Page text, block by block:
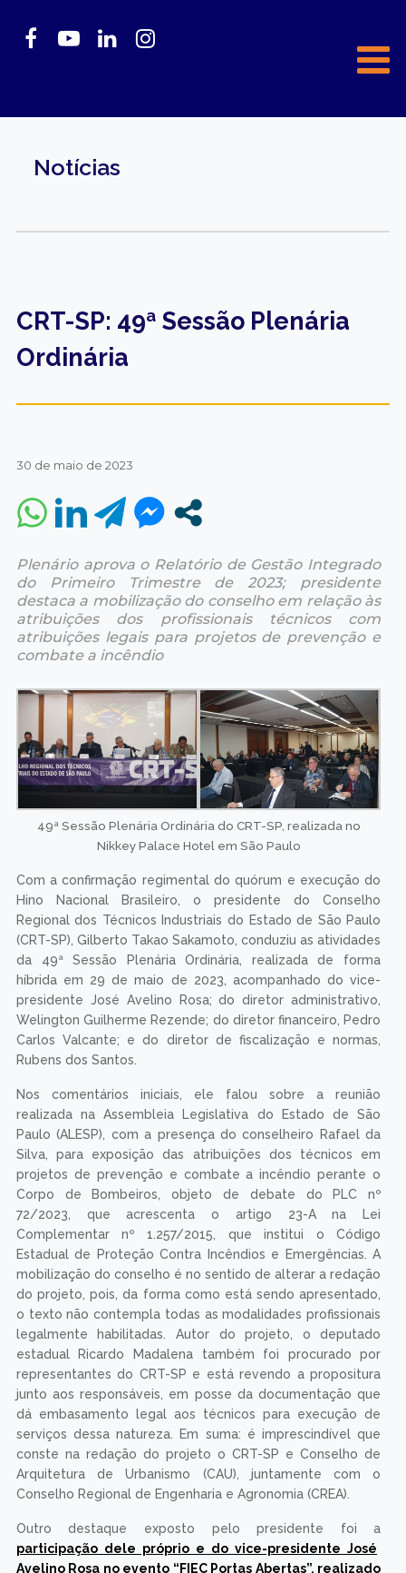
Notícias
CRT-SP: 49ª Sessão Plenária
Ordinária
30 de maio de 2023
Plenário aprova o Relatório de Gestão Integrado
do Primeiro Trimestre de 2023; presidente
destaca a mobilização do conselho em relação às
atribuições dos profissionais técnicos com
atribuições legais para projetos de prevenção e
combate a incêndio
49ª Sessão Plenária Ordinária do CRT-SP, realizada no
Nikkey Palace Hotel em São Paulo
Com a confirmação regimental do quórum e execução do
Hino Nacional Brasileiro, o presidente do Conselho
Regional dos Técnicos Industriais do Estado de São Paulo
(CRT-SP), Gilberto Takao Sakamoto, conduziu as atividades
da 49ª Sessão Plenária Ordinária, realizada de forma
híbrida em 29 de maio de 2023, acompanhado do vice-
presidente José Avelino Rosa; do diretor administrativo,
Welington Guilherme Rezende; do diretor financeiro, Pedro
Carlos Valcante; e do diretor de fiscalização e normas,
Rubens dos Santos.
Nos comentários iniciais, ele falou sobre a reunião
realizada na Assembleia Legislativa do Estado de São
Paulo (ALESP), com a presença do conselheiro Rafael da
Silva, para exposição das atribuições dos técnicos em
projetos de prevenção e combate a incêndio perante o
Corpo de Bombeiros, objeto de debate do PLC nº
72/2023, que acrescenta o artigo 23-A na Lei
Complementar nº 1.257/2015, que institui o Código
Estadual de Proteção Contra Incêndios e Emergências. A
mobilização do conselho é no sentido de alterar a redação
do projeto, pois, da forma como está sendo apresentado,
o texto não contempla todas as modalidades profissionais
legalmente habilitadas. Autor do projeto, o deputado
estadual Ricardo Madalena também foi procurado por
representantes do CRT-SP e está revendo a propositura
junto aos responsáveis, em posse da documentação que
dá embasamento legal aos técnicos para execução de
serviços dessa natureza. Em suma: é imprescindível que
conste na redação do projeto o CRT-SP e Conselho de
Arquitetura de Urbanismo (CAU), juntamente com o
Conselho Regional de Engenharia e Agronomia (CREA).
Outro destaque exposto pelo presidente foi a
participação dele próprio e do vice-presidente José
Avelino Rosa no evento “FIEC Portas Abertas”, realizado